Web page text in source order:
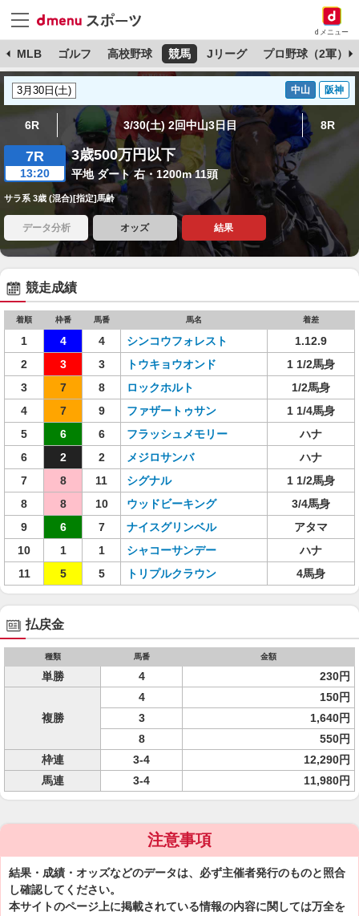
dメニュー
MLB ゴルフ 高校野球 競馬 Jリーグ プロ野球（2軍）
中山 阪神
6R 3/30(土) 2回中山3日目 8R
7R
13:20
3歳500万円以下
平地 ダート 右・1200m 11頭
サラ系 3歳 (混合)[指定]馬齢
データ分析 オッズ 結果
競走成績
着順 枠番 馬番 馬名 着差
1 4 4 シンコウフォレスト
1.12.9
2
3 3 トウキョウオンド
1 1/2馬身
3
7 8 ロックホルト
1/2馬身
4
7 9 ファザートゥサン
1 1/4馬身
5
6 6 フラッシュメモリー
ハナ
6
2 2 メジロサンバ
ハナ
7
8 11 シグナル
1 1/2馬身
8
8 10 ウッドビーキング
3/4馬身
9
6 7 ナイスグリンベル
アタマ
10
1 1 シャコーサンデー
ハナ
11
5 5 トリプルクラウン 4馬身
払戻金
種類 馬番 金額
単勝 4 230円
複勝
4
150円
3
1,640円
8
550円
枠連
3-4
12,290円
馬連
3-4 11,980円
注意事項
結果・成績・オッズなどのデータは、必ず主催者発行のものと照合
し確認してください。
本サイトのページ上に掲載されている情報の内容に関しては万全を